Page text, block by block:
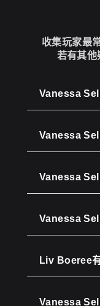
收集玩家最
若有其他
Vanessa
Vanessa
Vanessa
Vanessa
Liv Boeree
Vanessa